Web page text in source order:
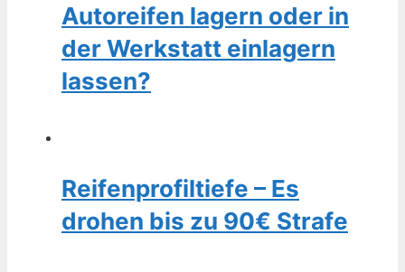
Autoreifen lagern oder in
der Werkstatt einlagern
lassen?
Reifenprofiltiefe – Es
drohen bis zu 90€ Strafe